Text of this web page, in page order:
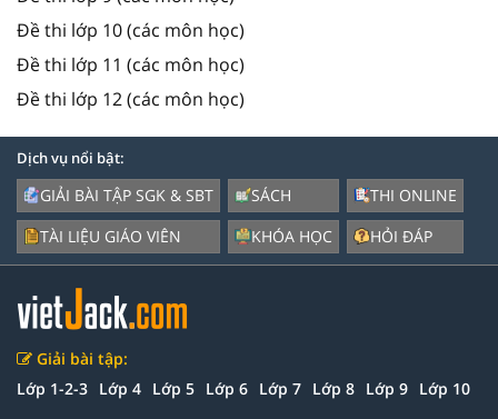
Đề thi lớp 10 (các môn học)
Đề thi lớp 11 (các môn học)
Đề thi lớp 12 (các môn học)
Dịch vụ nổi bật:
GIẢI BÀI TẬP SGK & SBT
TÀI LIỆU GIÁO VIÊN
SÁCH
KHÓA HỌC
THI ONLINE
HỎI ĐÁP
Giải bài tập:
Lớp 1-2-3 Lớp 4 Lớp 5 Lớp 6 Lớp 7 Lớp 8 Lớp 9 Lớp 10